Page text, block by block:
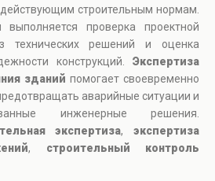
действующим строительным нормам.
проверка проектной
технических решений и оценка
конструкций. Экспертиза
зданий помогает своевременно
аварийные ситуации и
инженерные решения.
экспертиза,экспертиза
, строительный контроль